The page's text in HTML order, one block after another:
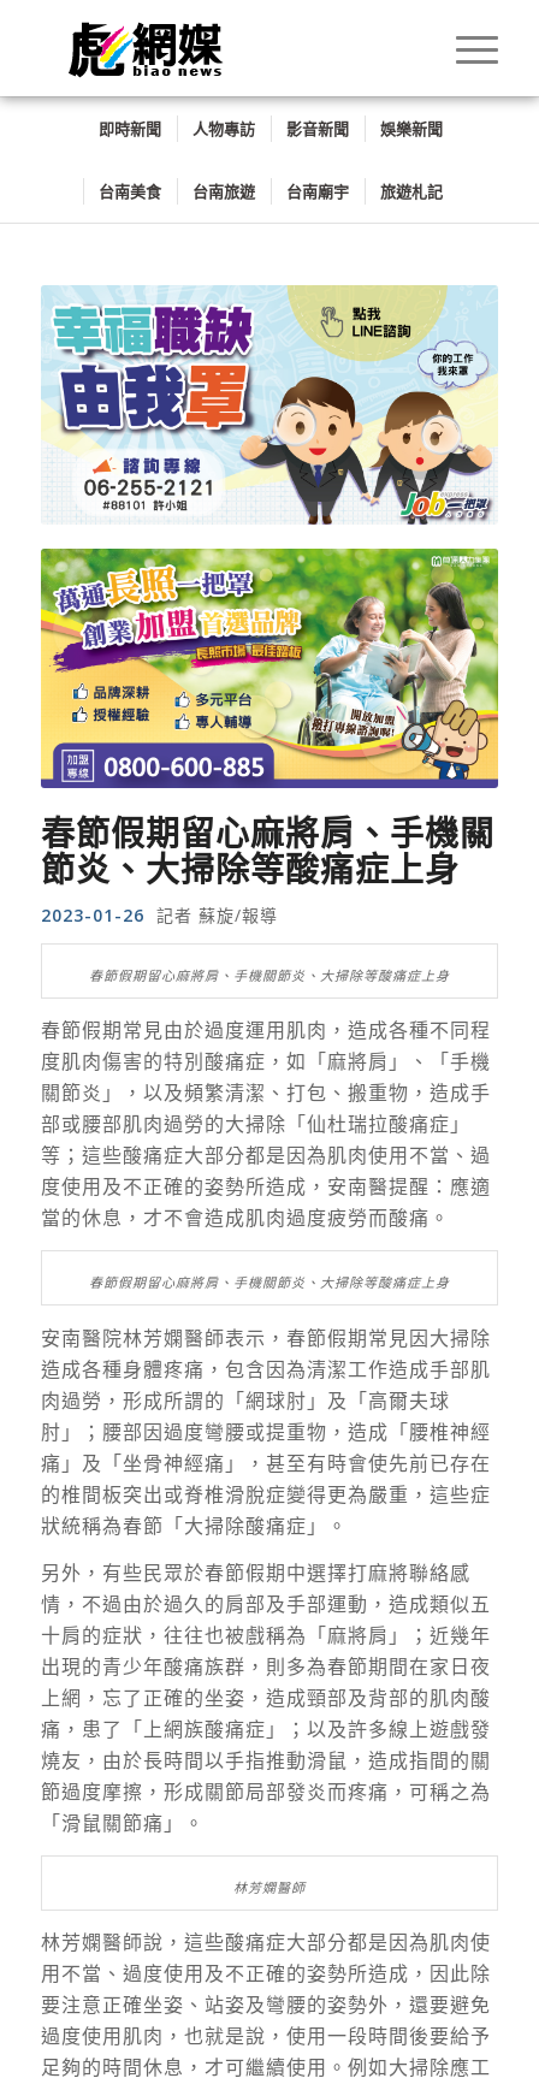
即時新聞 人物專訪 影音新聞 娛樂新聞
台南美食 台南旅遊 台南廟宇 旅遊札記
春節假期留心麻將肩、手機關
節炎、大掃除等酸痛症上身
2023-01-26 記者 蘇旋/報導
春節假期留心麻將肩、手機關節炎、大掃除等酸痛症上身
春節假期常見由於過度運用肌肉，造成各種不同程
度肌肉傷害的特別酸痛症，如「麻將肩」、「手機
關節炎」，以及頻繁清潔、打包、搬重物，造成手
部或腰部肌肉過勞的大掃除「仙杜瑞拉酸痛症」
等；這些酸痛症大部分都是因為肌肉使用不當、過
度使用及不正確的姿勢所造成，安南醫提醒：應適
當的休息，才不會造成肌肉過度疲勞而酸痛。
春節假期留心麻將肩、手機關節炎、大掃除等酸痛症上身
安南醫院林芳嫻醫師表示，春節假期常見因大掃除
造成各種身體疼痛，包含因為清潔工作造成手部肌
肉過勞，形成所謂的「網球肘」及「高爾夫球
肘」；腰部因過度彎腰或提重物，造成「腰椎神經
痛」及「坐骨神經痛」，甚至有時會使先前已存在
的椎間板突出或脊椎滑脫症變得更為嚴重，這些症
狀統稱為春節「大掃除酸痛症」。
另外，有些民眾於春節假期中選擇打麻將聯絡感
情，不過由於過久的肩部及手部運動，造成類似五
十肩的症狀，往往也被戲稱為「麻將肩」；近幾年
出現的青少年酸痛族群，則多為春節期間在家日夜
上網，忘了正確的坐姿，造成頸部及背部的肌肉酸
痛，患了「上網族酸痛症」；以及許多線上遊戲發
燒友，由於長時間以手指推動滑鼠，造成指間的關
節過度摩擦，形成關節局部發炎而疼痛，可稱之為
「滑鼠關節痛」。
林芳嫻醫師
林芳嫻醫師說，這些酸痛症大部分都是因為肌肉使
用不當、過度使用及不正確的姿勢所造成，因此除
要注意正確坐姿、站姿及彎腰的姿勢外，還要避免
過度使用肌肉，也就是說，使用一段時間後要給予
足夠的時間休息，才可繼續使用。例如大掃除應工